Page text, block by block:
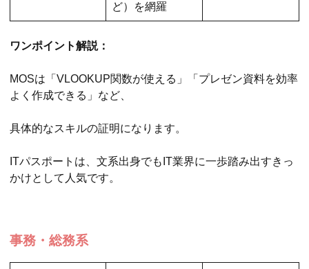
ど）を網羅
ワンポイント解説：
MOSは「VLOOKUP関数が使える」「プレゼン資料を効率
よく作成できる」など、
具体的なスキルの証明になります。
ITパスポートは、文系出身でもIT業界に一歩踏み出すきっ
かけとして人気です。
事務・総務系